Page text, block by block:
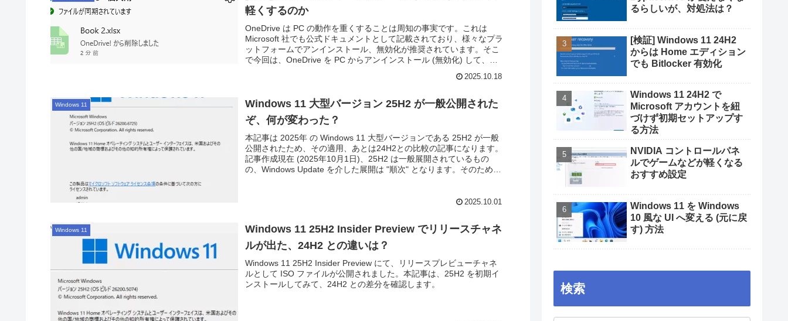
軽くするのか
OneDrive は PC の動作を重くすることは周知の事実です。これは
Microsoft 社でも公式ドキュメントとして記載されており、様々なプラ
ットフォームでアンインストール、無効化が推奨されています。そこ
で今回は、OneDrive を PC からアンインストール (無効化) して、本
2025.10.18
Windows 11
Windows 11 大型バージョン 25H2 が一般公開された
ぞ、何が変わった？
本記事は 2025年 の Windows 11 大型バージョンである 25H2 が一般
公開されたため、その適用、あとは24H2との比較の記事になります。
記事作成現在 (2025年10月1日)、25H2 は一般展開されているもの
の、Windows Update を介した展開は "順次" となります。そのため、
2025.10.01
Windows 11
Windows 11 25H2 Insider Preview でリリースチャネ
ルが出た、24H2 との違いは？
Windows 11 25H2 Insider Preview にて、リリースプレビューチャネ
ルとして ISO ファイルが公開されました。本記事は、25H2 を初期イ
ンストールしてみて、24H2 との差分を確認します。
るらしいが、対処法は？
[検証] Windows 11 24H2
からは Home エディション
でも Bitlocker 有効化
Windows 11 24H2 で
Microsoft アカウントを紐
づけず初期セットアップす
る方法
NVIDIA コントロールパネ
ルでゲームなどが軽くなる
おすすめ設定
Windows 11 を Windows
10 風な UI へ変える (元に戻
す) 方法
検索